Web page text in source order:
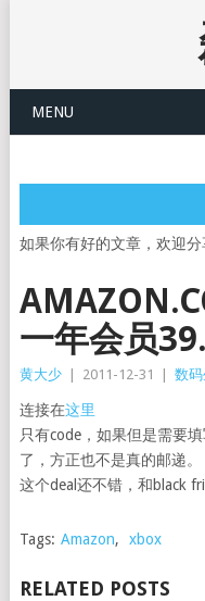
MENU
如果你有好的文章，欢迎
一年会员
黄大少 2011-12-31 数
连接在这里
只有code，如果但是需要
了，方正也不是真的邮递。
这个deal还不错，和black
Tags: Amazon, xbox
RELATED POSTS